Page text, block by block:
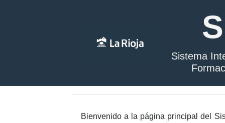
Sistema
Bienvenido a la página principal del